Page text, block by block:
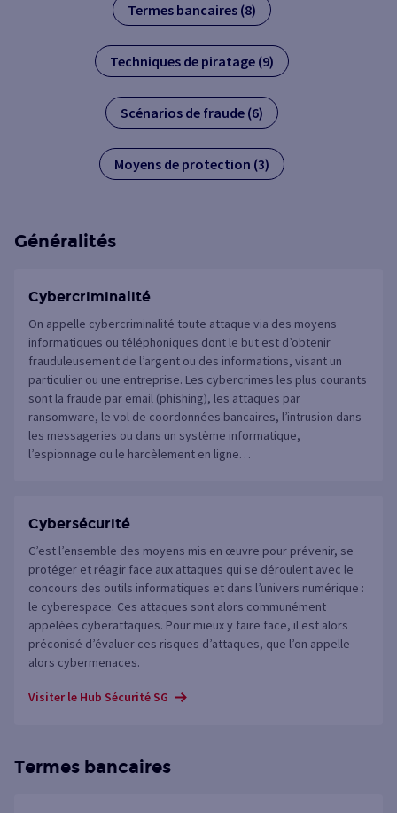
Termes bancaires (8)
Techniques de piratage (9)
Scénarios de fraude (6)
Moyens de protection (3)
Généralités
Cybercriminalité
On appelle cybercriminalité toute attaque via des moyens
informatiques ou téléphoniques dont le but est d’obtenir
frauduleusement de l’argent ou des informations, visant un
particulier ou une entreprise. Les cybercrimes les plus courants
sont la fraude par email (phishing), les attaques par
ransomware, le vol de coordonnées bancaires, l’intrusion dans
les messageries ou dans un système informatique,
l’espionnage ou le harcèlement en ligne…
Cybersécurité
C’est l’ensemble des moyens mis en œuvre pour prévenir, se
protéger et réagir face aux attaques qui se déroulent avec le
concours des outils informatiques et dans l’univers numérique :
le cyberespace. Ces attaques sont alors communément
appelées cyberattaques. Pour mieux y faire face, il est alors
préconisé d’évaluer ces risques d’attaques, que l’on appelle
alors cybermenaces.
Visiter le Hub Sécurité SG
Termes bancaires